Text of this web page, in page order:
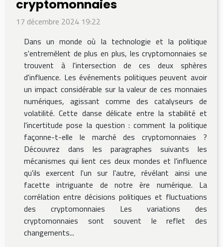
cryptomonnaies
17 décembre 2024 19:22
Dans un monde où la technologie et la politique
s'entremêlent de plus en plus, les cryptomonnaies se
trouvent à l'intersection de ces deux sphères
d'influence. Les événements politiques peuvent avoir
un impact considérable sur la valeur de ces monnaies
numériques, agissant comme des catalyseurs de
volatilité. Cette danse délicate entre la stabilité et
l'incertitude pose la question : comment la politique
façonne-t-elle le marché des cryptomonnaies ?
Découvrez dans les paragraphes suivants les
mécanismes qui lient ces deux mondes et l'influence
qu'ils exercent l'un sur l'autre, révélant ainsi une
facette intriguante de notre ère numérique. La
corrélation entre décisions politiques et fluctuations
des cryptomonnaies Les variations des
cryptomonnaies sont souvent le reflet des
changements...